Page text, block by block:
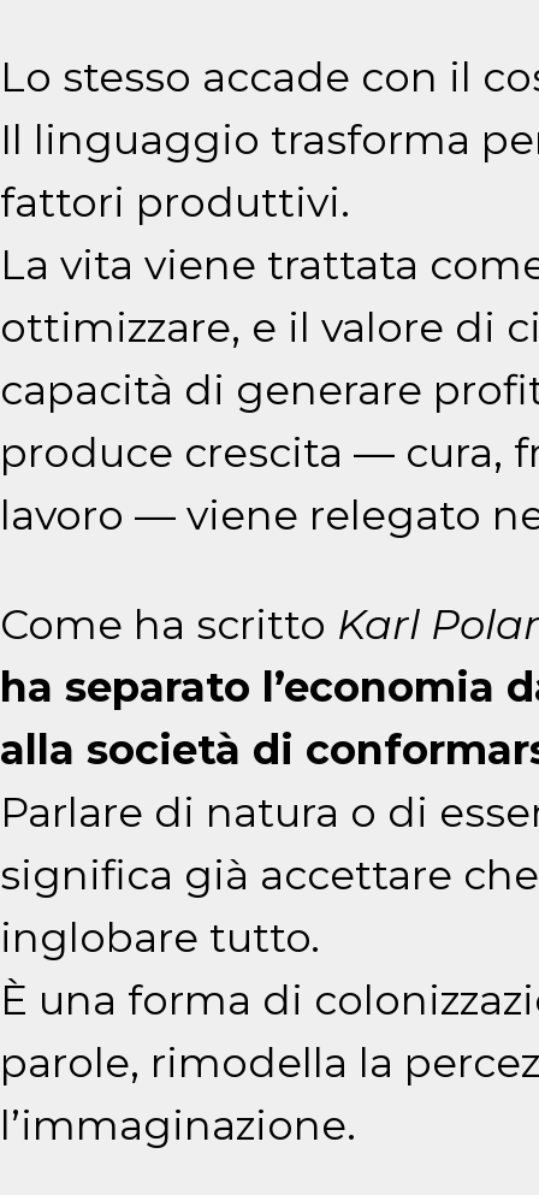
Lo stesso accade con il
Il linguaggio trasforma
fattori produttivi.
La vita viene trattata
ottimizzare, e il valore di
capacità di generare
produce crescita — cura,
lavoro — viene relegato
Come ha scritto Karl
ha separato l’economia
alla società di
Parlare di natura o di
significa già accettare
inglobare tutto.
È una forma di
parole, rimodella la
l’immaginazione.